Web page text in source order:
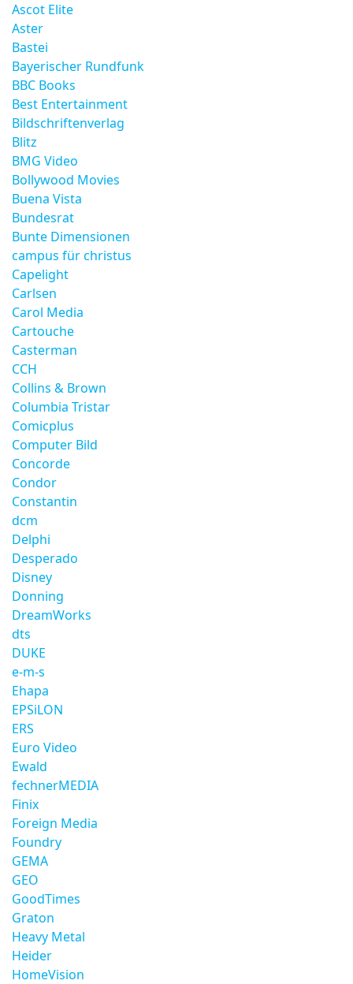
Ascot Elite
Aster
Bastei
Bayerischer Rundfunk
BBC Books
Best Entertainment
Bildschriftenverlag
Blitz
BMG Video
Bollywood Movies
Buena Vista
Bundesrat
Bunte Dimensionen
campus für christus
Capelight
Carlsen
Carol Media
Cartouche
Casterman
CCH
Collins & Brown
Columbia Tristar
Comicplus
Computer Bild
Concorde
Condor
Constantin
dcm
Delphi
Desperado
Disney
Donning
DreamWorks
dts
DUKE
e-m-s
Ehapa
EPSiLON
ERS
Euro Video
Ewald
fechnerMEDIA
Finix
Foreign Media
Foundry
GEMA
GEO
GoodTimes
Graton
Heavy Metal
Heider
HomeVision